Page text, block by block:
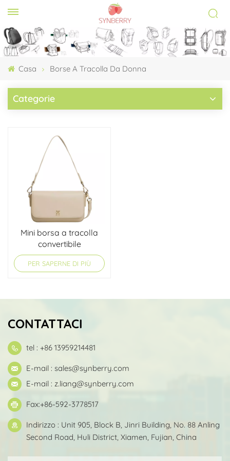
Casa Borse A Tracolla Da Donna
Categorie
Mini borsa a tracolla
convertibile
PER SAPERNE DI PIÙ
CONTATTACI
tel : +86 13959214481
E-mail : sales@synberry.com
E-mail : z.liang@synberry.com
Fax:+86-592-3778517
Indirizzo : Unit 905, Block B, Jinri Building, No. 88 Anling
Second Road, Huli District, Xiamen, Fujian, China